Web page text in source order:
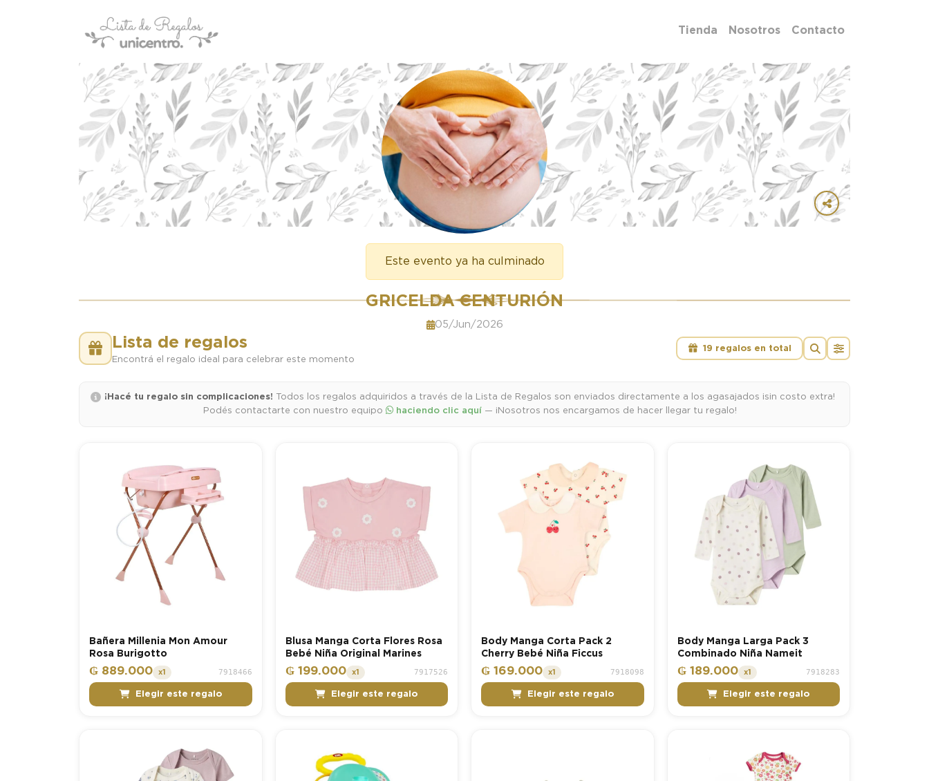
Tienda Nosotros Contacto
Este evento ya ha culminado
GRICELDA CENTURIÓN
05/Jun/2026
Lista de regalos
Encontrá el regalo ideal para celebrar este momento
19 regalos en total
¡Hacé tu regalo sin complicaciones! Todos los regalos adquiridos a través de la Lista de Regalos son enviados directamente a los agasajados ¡sin costo extra!
Podés contactarte con nuestro equipo
haciendo clic aquí — ¡Nosotros nos encargamos de hacer llegar tu regalo!
Bañera Millenia Mon Amour
Rosa Burigotto
₲ 889.000 x1 7918466
Elegir este regalo
Blusa Manga Corta Flores Rosa
Bebé Niña Original Marines
₲ 199.000 x1 7917526
Elegir este regalo
Body Manga Corta Pack 2
Cherry Bebé Niña Ficcus
₲ 169.000 x1 7918098
Elegir este regalo
Body Manga Larga Pack 3
Combinado Niña Nameit
₲ 189.000 x1 7918283
Elegir este regalo